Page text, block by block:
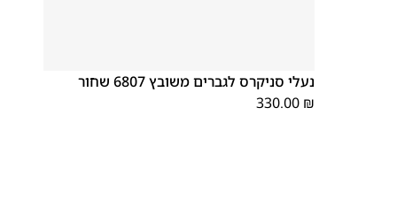
נעלי סניקרס לגברים משובץ 6807 שחור
330.00 ₪